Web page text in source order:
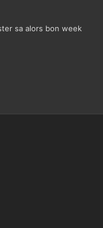
sa alors bon week